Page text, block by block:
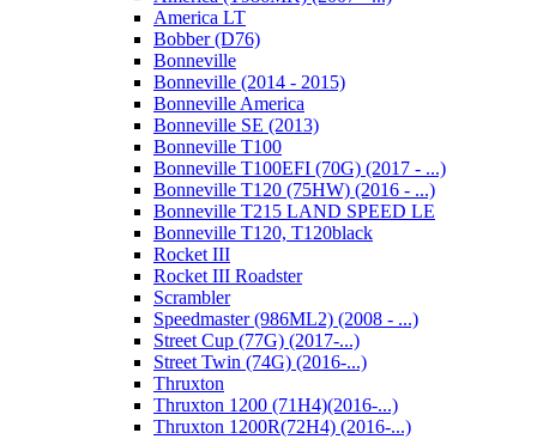
America LT
Bobber (D76)
Bonneville
Bonneville (2014 - 2015)
Bonneville America
Bonneville SE (2013)
Bonneville T100
Bonneville T100EFI (70G) (2017 - ...)
Bonneville T120 (75HW) (2016 - ...)
Bonneville T215 LAND SPEED LE
Bonneville T120, T120black
Rocket III
Rocket III Roadster
Scrambler
Speedmaster (986ML2) (2008 - ...)
Street Cup (77G) (2017-...)
Street Twin (74G) (2016-...)
Thruxton
Thruxton 1200 (71H4)(2016-...)
Thruxton 1200R(72H4) (2016-...)